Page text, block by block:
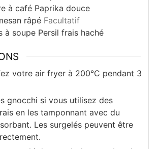
à café Paprika douce
râpé Facultatif
à soupe Persil frais haché
votre air fryer à 200°C pendant 3
gnocchi si vous utilisez des
en les tamponnant avec du
Les surgelés peuvent être